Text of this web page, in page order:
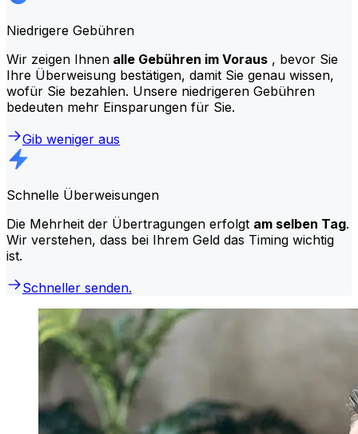
Niedrigere Gebühren
Wir zeigen Ihnen alle Gebühren im Voraus , bevor Sie
Ihre Überweisung bestätigen, damit Sie genau wissen,
wofür Sie bezahlen. Unsere niedrigeren Gebühren
bedeuten mehr Einsparungen für Sie.
Gib weniger aus
Schnelle Überweisungen
Die Mehrheit der Übertragungen erfolgt am selben Tag.
Wir verstehen, dass bei Ihrem Geld das Timing wichtig
ist.
Schneller senden.